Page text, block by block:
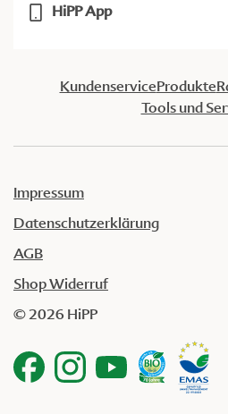
HiPP App
KundenserviceProdukte
Tools und
Impressum
Datenschutzerklärung
AGB
Shop Widerruf
© 2026 HiPP